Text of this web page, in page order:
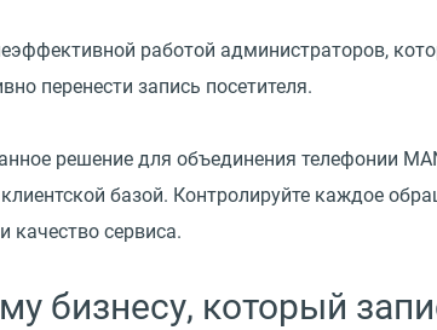
работой администраторов,
перенести запись посетителя.
решение для объединения телефонии
базой. Контролируйте каждое
качество сервиса.
бизнесу, который